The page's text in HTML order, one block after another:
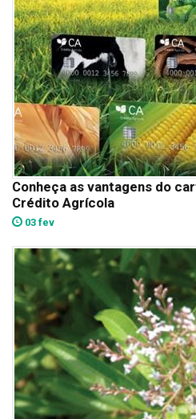
Conheça as vantagens do
Crédito Agrícola
03 fev